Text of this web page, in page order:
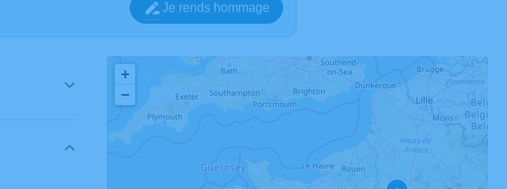
Je rends hommage
+
−